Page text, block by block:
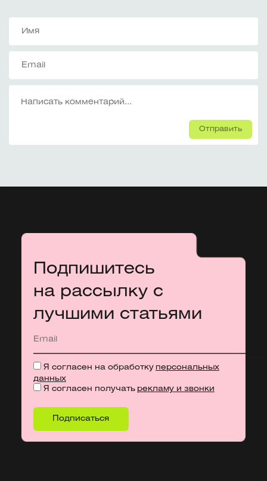
Отправить
Подпишитесь
на рассылку с
лучшими статьями
Я согласен на обработку персональных
данных
Я согласен получать рекламу и звонки